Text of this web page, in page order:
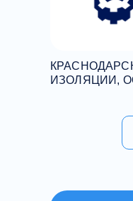
ИЗОЛЯЦИИ,